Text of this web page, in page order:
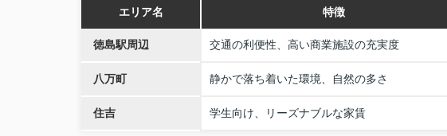
エリア名 特徴
徳島駅周辺 交通の利便性、高い商業施設の充実度
八万町 静かで落ち着いた環境、自然の多さ
住吉 学生向け、リーズナブルな家賃